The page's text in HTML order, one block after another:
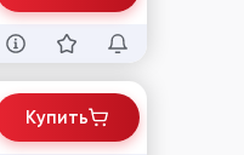
Купить